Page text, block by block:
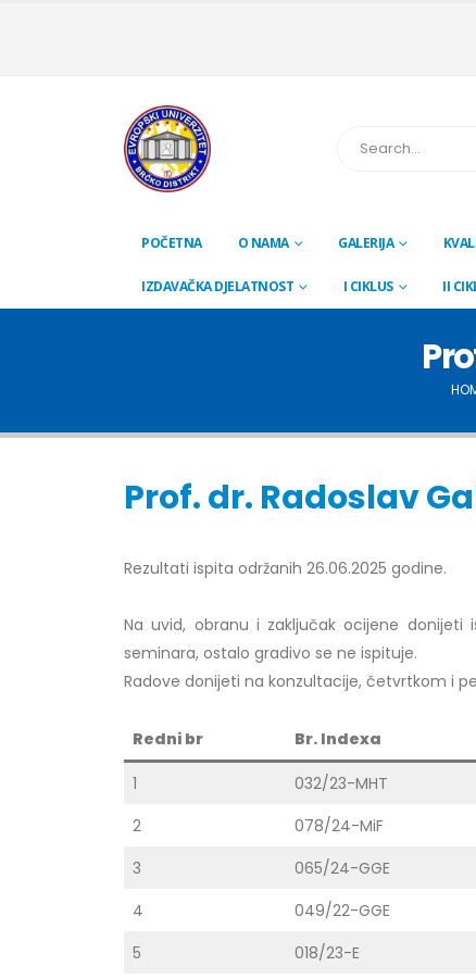
POČETNA O NAMA GALERIJA
IZDAVAČKA DJELATNOST I CIKLUS II
Prof. dr. Radoslav
Rezultati ispita održanih 26.06.2025 godine.
Na uvid, obranu i zaključak ocijene donijeti
seminara, ostalo gradivo se ne ispituje.
Radove donijeti na konzultacije, četvrtkom i
Redni br Br. Indexa
1 032/23-MHT
2
078/24-MiF
3
065/24-GGE
4
049/22-GGE
5
018/23-E
godine
Obavještenje za javnost 30.07.2026.
30/07/2026
Prof. dr Srđan Marinković – rezultati
ispita
29/07/2026
ispita
24/07/
Prof.
22/